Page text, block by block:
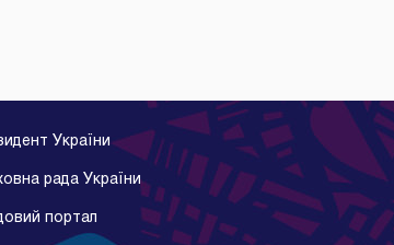
України
рада України
портал